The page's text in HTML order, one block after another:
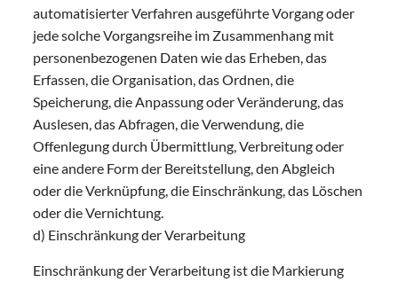
automatisierter Verfahren ausgeführte Vorgang oder
jede solche Vorgangsreihe im Zusammenhang mit
personenbezogenen Daten wie das Erheben, das
Erfassen, die Organisation, das Ordnen, die
Speicherung, die Anpassung oder Veränderung, das
Auslesen, das Abfragen, die Verwendung, die
Offenlegung durch Übermittlung, Verbreitung oder
eine andere Form der Bereitstellung, den Abgleich
oder die Verknüpfung, die Einschränkung, das Löschen
oder die Vernichtung.
d) Einschränkung der Verarbeitung
Einschränkung der Verarbeitung ist die Markierung